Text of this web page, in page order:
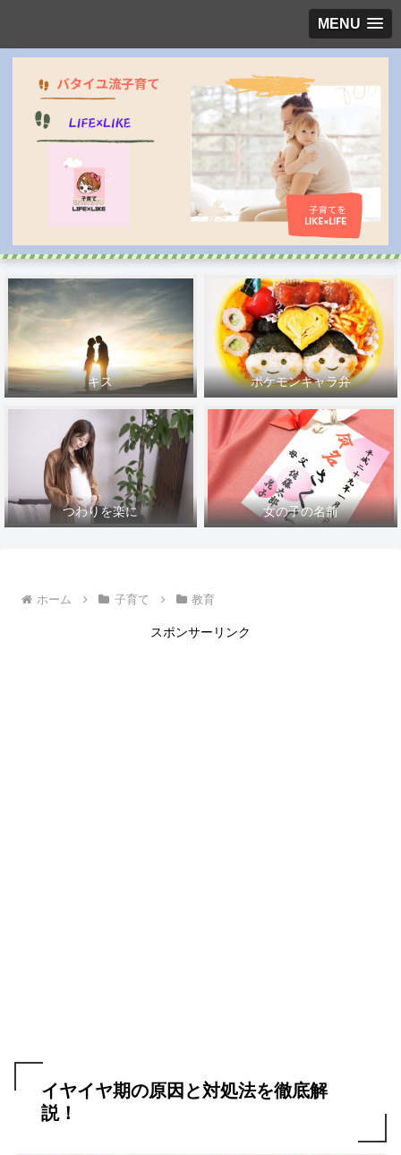
MENU
キス ポケモンキャラ弁
つわりを楽に 女の子の名前
ホーム 子育て 教育
スポンサーリンク
イヤイヤ期の原因と対処法を徹底解
説！